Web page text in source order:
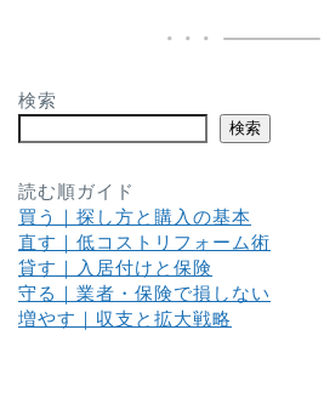
検索
検索
読む順ガイド
買う｜探し方と購入の基本
直す｜低コストリフォーム術
貸す｜入居付けと保険
守る｜業者・保険で損しない
増やす｜収支と拡大戦略